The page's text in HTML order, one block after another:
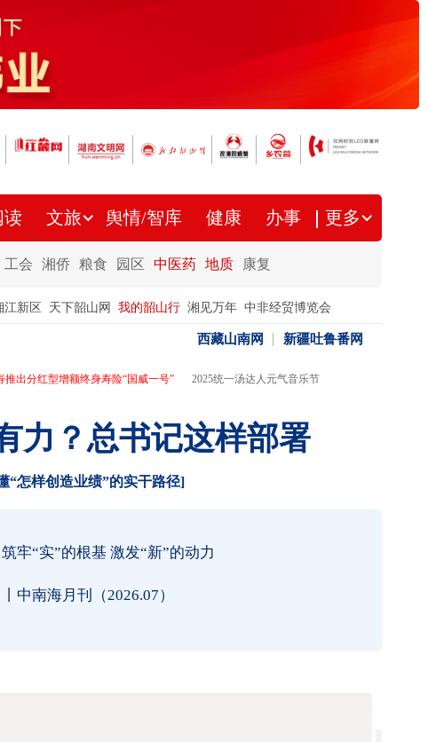
读 文旅 舆情/智库 健康 办事 更多
工会 湘侨 粮食 园区 中医药 地质 康复
江新区 天下韶山网 我的韶山行 湘见万年 中非经贸博览会
西藏山南网 新疆吐鲁番网
推出分红型增额终身寿险“国威一号” 2025统一汤达人元气音乐节
力？总书记这样部署
“怎样创造业绩”的实干路径]
牢“实”的根基 激发“新”的动力
中南海月刊（2026.07）